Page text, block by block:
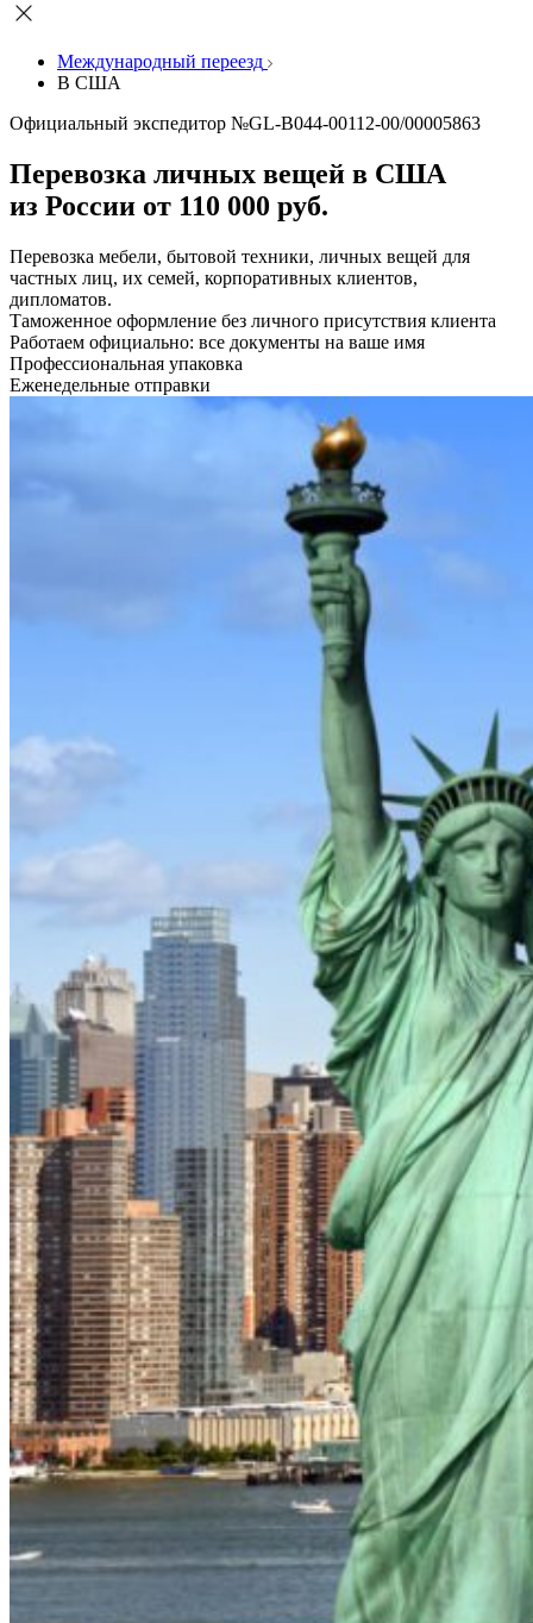
Международный переезд
В США
Официальный экспедитор №GL-B044-00112-00/00005863
Перевозка личных вещей в США
из России от 110 000 руб.
Перевозка мебели, бытовой техники, личных вещей для
частных лиц, их семей, корпоративных клиентов,
дипломатов.
Таможенное оформление без личного присутствия клиента
Работаем официально: все документы на ваше имя
Профессиональная упаковка
Еженедельные отправки